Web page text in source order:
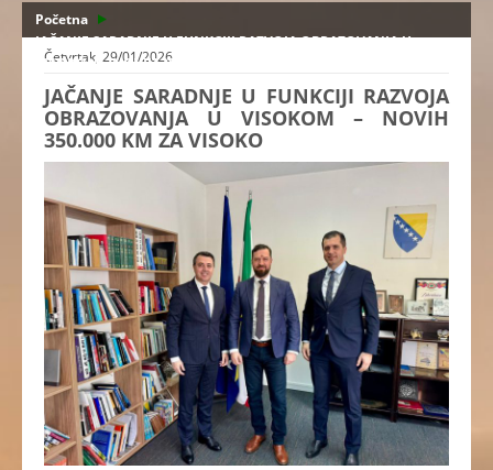
Početna
JAČANJE SARADNJE U FUNKCIJI RAZVOJA OBRAZOVANJA U
VISOKOM – NOVIH 350.000 KM ZA VISOKO
Četvrtak, 29/01/2026
JAČANJE SARADNJE U FUNKCIJI RAZVOJA
OBRAZOVANJA U VISOKOM – NOVIH
350.000 KM ZA VISOKO